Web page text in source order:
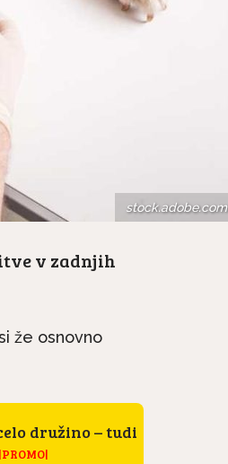
stock.adobe.com
v zadnjih
že osnovno
družino – tudi
|PROMO|